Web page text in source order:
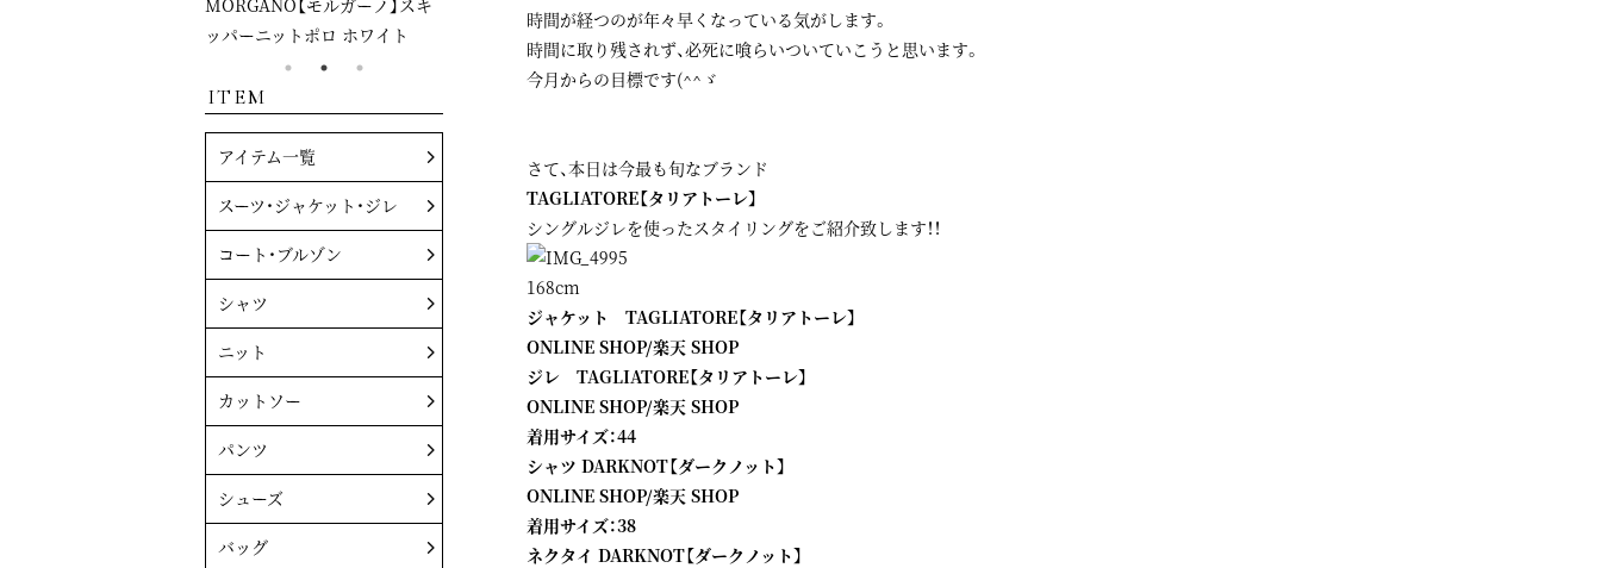
時間が経つのが年々早くなっている気がします。
時間に取り残されず、必死に喰らいついていこうと思います。
今月からの目標です(^^ゞ
さて、本日は今最も旬なブランド
TAGLIATORE【タリアトーレ】
シングルジレを使ったスタイリングをご紹介致します！！
168cm
ジャケット TAGLIATORE【タリアトーレ】
ONLINE SHOP/楽天 SHOP
ジレ TAGLIATORE【タリアトーレ】
ONLINE SHOP/楽天 SHOP
着用サイズ：44
シャツ DARKNOT【ダークノット】
ONLINE SHOP/楽天 SHOP
着用サイズ：38
ネクタイ DARKNOT【ダークノット】
ニットシャツ アプリコット
ニットシャツ ベージュ
ッパーニットポロ ホワイト
ITEM
アイテム一覧
スーツ・ジャケット・ジレ
コート・ブルゾン
シャツ
ニット
カットソー
パンツ
シューズ
バッグ